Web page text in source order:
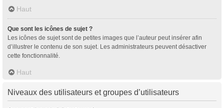
Haut
Que sont les icônes de sujet ?
Les icônes de sujet sont de petites images que l’auteur peut insérer afin
d’illustrer le contenu de son sujet. Les administrateurs peuvent désactiver
cette fonctionnalité.
Haut
Niveaux des utilisateurs et groupes d’utilisateurs